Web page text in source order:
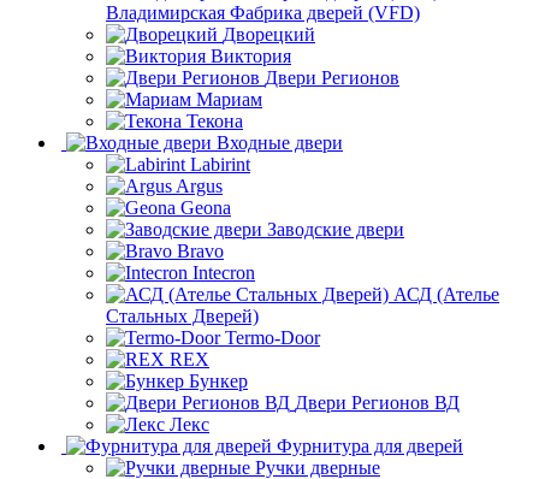
Владимирская Фабрика дверей (VFD)
Дворецкий
Виктория
Двери Регионов
Мариам
Текона
Входные двери
Labirint
Argus
Geona
Заводские двери
Bravo
Intecron
АСД (Ателье
Стальных Дверей)
Termo-Door
REX
Бункер
Двери Регионов ВД
Лекс
Фурнитура для дверей
Ручки дверные